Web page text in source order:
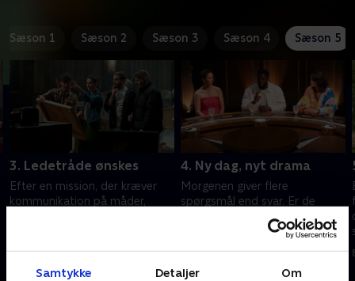
Samtykke Detaljer Om
Sæson 1 Sæson 2 Sæson 3 Sæson 4 Sæson 5
3. Ledetråde ønskes
Efter en mission, der kræver
kommunikation på måder,
1. juni 2026 • 68 min
4. Ny dag, nyt drama
Morgenen giver flere
spørgsmål end svar. Er de
loyale blevet ført helt bag
lyset? Der er drama om Det
8. juni 2026 • 62 min